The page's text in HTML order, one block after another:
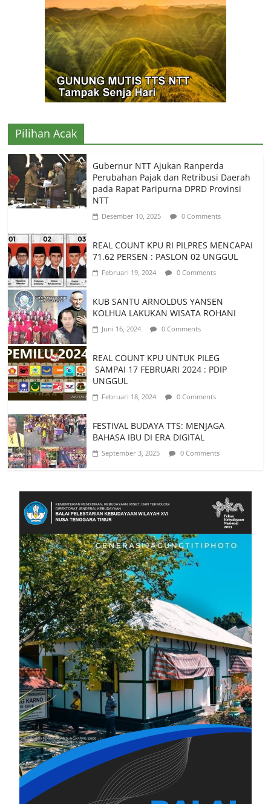
Pilihan Acak
Gubernur NTT Ajukan Ranperda
Perubahan Pajak dan Retribusi Daerah
pada Rapat Paripurna DPRD Provinsi
NTT
Desember 10, 2025 0 Comments
REAL COUNT KPU RI PILPRES MENCAPAI
71.62 PERSEN : PASLON 02 UNGGUL
Februari 19, 2024 0 Comments
KUB SANTU ARNOLDUS YANSEN
KOLHUA LAKUKAN WISATA ROHANI
Juni 16, 2024 0 Comments
REAL COUNT KPU UNTUK PILEG
SAMPAI 17 FEBRUARI 2024 : PDIP
UNGGUL
Februari 18, 2024 0 Comments
FESTIVAL BUDAYA TTS: MENJAGA
BAHASA IBU DI ERA DIGITAL
September 3, 2025 0 Comments